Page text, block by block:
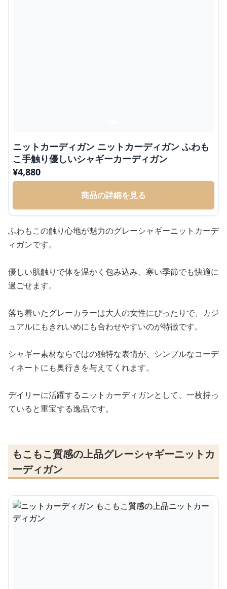
ニットカーディガン ニットカーディガン ふわも
こ手触り優しいシャギーカーディガン
¥4,880
商品の詳細を見る
ふわもこの触り心地が魅力のグレーシャギーニットカーデ
ィガンです。
優しい肌触りで体を温かく包み込み、寒い季節でも快適に
過ごせます。
落ち着いたグレーカラーは大人の女性にぴったりで、カジ
ュアルにもきれいめにも合わせやすいのが特徴です。
シャギー素材ならではの独特な表情が、シンプルなコーデ
ィネートにも奥行きを与えてくれます。
デイリーに活躍するニットカーディガンとして、一枚持っ
ていると重宝する逸品です。
もこもこ質感の上品グレーシャギーニットカ
ーディガン